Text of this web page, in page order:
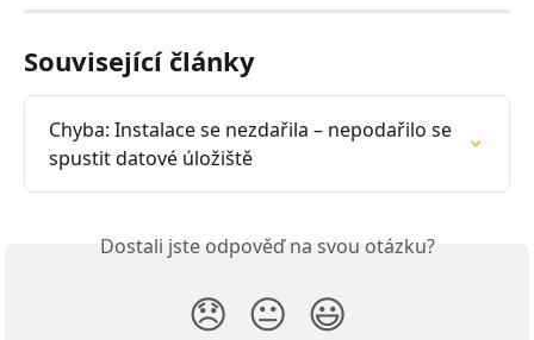
Související články
Chyba: Instalace se nezdařila – nepodařilo se
spustit datové úložiště
Dostali jste odpověď na svou otázku?
😞 😐 😃